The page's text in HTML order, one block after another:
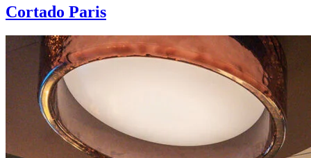
Cortado Paris